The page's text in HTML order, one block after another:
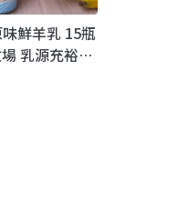
味鮮羊乳 15瓶
乳源充裕品